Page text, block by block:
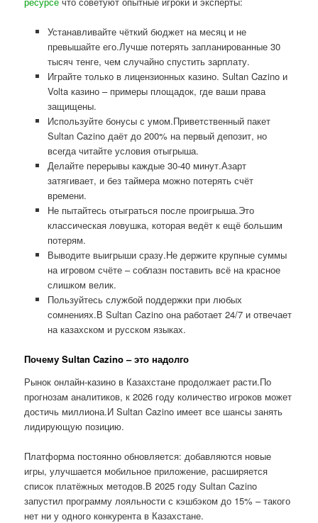
Устанавливайте чёткий бюджет на месяц и не
превышайте его.Лучше потерять запланированные 30
тысяч тенге, чем случайно спустить зарплату.
Играйте только в лицензионных казино. Sultan Cazino и
Volta казино – примеры площадок, где ваши права
защищены.
Используйте бонусы с умом.Приветственный пакет
Sultan Cazino даёт до 200% на первый депозит, но
всегда читайте условия отыгрыша.
Делайте перерывы каждые 30-40 минут.Азарт
затягивает, и без таймера можно потерять счёт
времени.
Не пытайтесь отыграться после проигрыша.Это
классическая ловушка, которая ведёт к ещё большим
потерям.
Выводите выигрыши сразу.Не держите крупные суммы
на игровом счёте – соблазн поставить всё на красное
слишком велик.
Пользуйтесь службой поддержки при любых
сомнениях.В Sultan Cazino она работает 24/7 и отвечает
на казахском и русском языках.
Почему Sultan Cazino – это надолго
Рынок онлайн-казино в Казахстане продолжает расти.По
прогнозам аналитиков, к 2026 году количество игроков может
достичь миллиона.И Sultan Cazino имеет все шансы занять
лидирующую позицию.
Платформа постоянно обновляется: добавляются новые
игры, улучшается мобильное приложение, расширяется
список платёжных методов.В 2025 году Sultan Cazino
запустил программу лояльности с кэшбэком до 15% – такого
нет ни у одного конкурента в Казахстане.